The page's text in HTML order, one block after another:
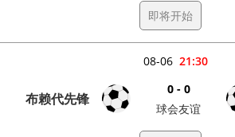
即将开始
21:30
08-06
布赖代先锋
0 - 0
球会友谊